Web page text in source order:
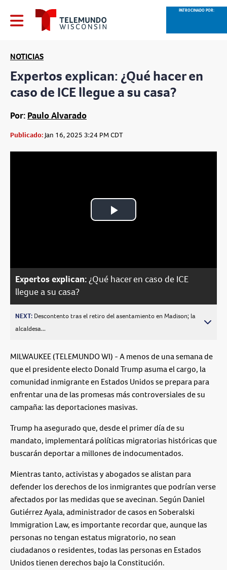
PATROCINADO POR:
NOTICIAS
Expertos explican: ¿Qué hacer en
caso de ICE llegue a su casa?
Por: Paulo Alvarado
Publicado:Jan 16, 2025 3:24 PM CDT
Play
Expertos explican:¿Qué hacer en caso de ICE
llegue a su casa?
NEXT: Descontento tras el retiro del asentamiento en Madison; la
alcaldesa...
MILWAUKEE (TELEMUNDO WI) - A menos de una semana de
que el presidente electo Donald Trump asuma el cargo, la
comunidad inmigrante en Estados Unidos se prepara para
enfrentar una de las promesas más controversiales de su
campaña: las deportaciones masivas.
Trump ha asegurado que, desde el primer día de su
mandato, implementará políticas migratorias históricas que
buscarán deportar a millones de indocumentados.
Mientras tanto, activistas y abogados se alistan para
defender los derechos de los inmigrantes que podrían verse
afectados por las medidas que se avecinan. Según Daniel
Gutiérrez Ayala, administrador de casos en Soberalski
Immigration Law, es importante recordar que, aunque las
personas no tengan estatus migratorio, no sean
ciudadanos o residentes, todas las personas en Estados
Unidos tienen derechos bajo la Constitución.